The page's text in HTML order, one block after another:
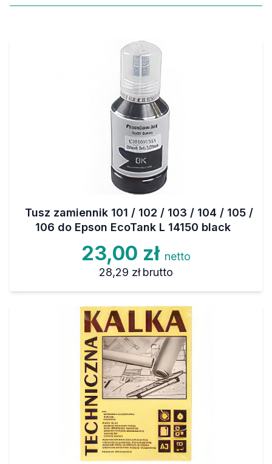
Tusz zamiennik 101 / 102 / 103 / 104 / 105 /
106 do Epson EcoTank L 14150 black
23,00 zł netto
28,29 zł brutto